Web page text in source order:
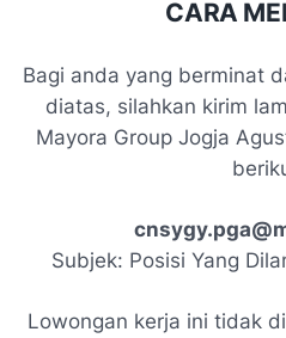
CARA
Bagi anda yang berminat
diatas, silahkan kirim
Mayora Group Jogja
Subjek: Posisi Yang
Lowongan kerja ini tidak